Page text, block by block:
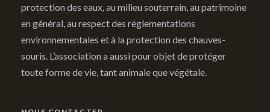
protection des eaux, au milieu souterrain, au patrimoine
en général, au respect des réglementations
environnementales et à la protection des chauves-
souris. L’association a aussi pour objet de protéger
toute forme de vie, tant animale que végétale.